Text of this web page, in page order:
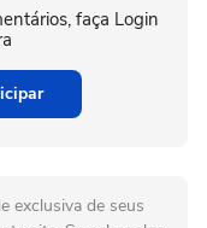
faça Login
exclusiva de seus